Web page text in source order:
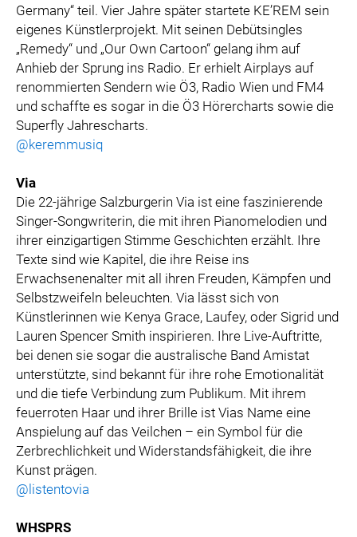
Germany“ teil. Vier Jahre später startete KE’REM sein
eigenes Künstlerprojekt. Mit seinen Debütsingles
„Remedy“ und „Our Own Cartoon“ gelang ihm auf
Anhieb der Sprung ins Radio. Er erhielt Airplays auf
renommierten Sendern wie Ö3, Radio Wien und FM4
und schaffte es sogar in die Ö3 Hörercharts sowie die
Superfly Jahrescharts.
@keremmusiq
Via
Die 22-jährige Salzburgerin Via ist eine faszinierende
Singer-Songwriterin, die mit ihren Pianomelodien und
ihrer einzigartigen Stimme Geschichten erzählt. Ihre
Texte sind wie Kapitel, die ihre Reise ins
Erwachsenenalter mit all ihren Freuden, Kämpfen und
Selbstzweifeln beleuchten. Via lässt sich von
Künstlerinnen wie Kenya Grace, Laufey, oder Sigrid und
Lauren Spencer Smith inspirieren. Ihre Live-Auftritte,
bei denen sie sogar die australische Band Amistat
unterstützte, sind bekannt für ihre rohe Emotionalität
und die tiefe Verbindung zum Publikum. Mit ihrem
feuerroten Haar und ihrer Brille ist Vias Name eine
Anspielung auf das Veilchen – ein Symbol für die
Zerbrechlichkeit und Widerstandsfähigkeit, die ihre
Kunst prägen.
@listentovia
WHSPRS